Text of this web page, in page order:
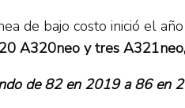
de bajo costo inició el
A320neo y tres A321neo,
de 82 en 2019 a 86 en